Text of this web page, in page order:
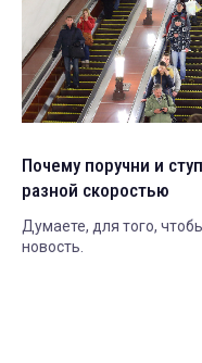
Почему поручни и
разной скоростью
Думаете, для того,
новость.